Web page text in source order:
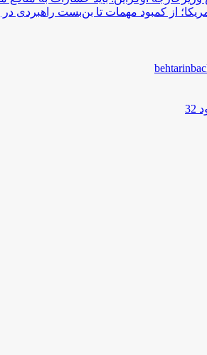
از کمبود مهمات تا بن‌بست راهبردی در